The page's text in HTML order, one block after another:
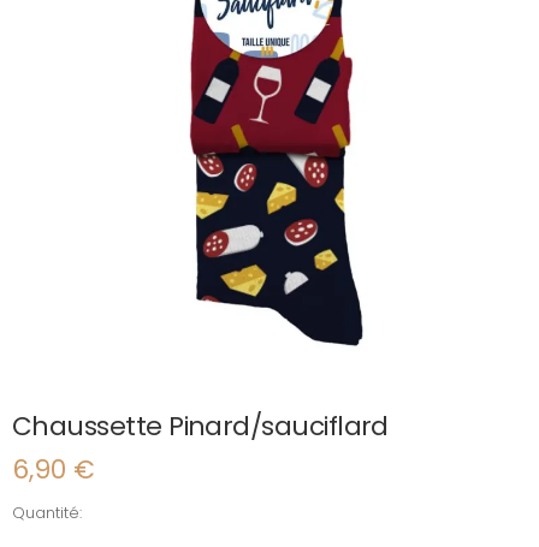
Chaussette Pinard/sauciflard
6,90 €
Quantité:
quantité